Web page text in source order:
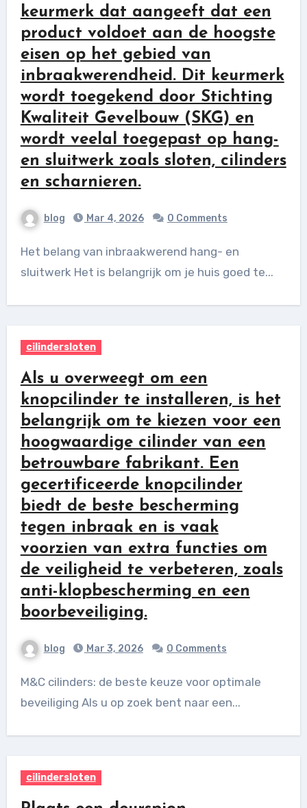
keurmerk dat aangeeft dat een
product voldoet aan de hoogste
eisen op het gebied van
inbraakwerendheid. Dit keurmerk
wordt toegekend door Stichting
Kwaliteit Gevelbouw (SKG) en
wordt veelal toegepast op hang-
en sluitwerk zoals sloten, cilinders
en scharnieren.
blog Mar 4, 2026 0 Comments
Het belang van inbraakwerend hang- en
sluitwerk Het is belangrijk om je huis goed te...
cilindersloten
Als u overweegt om een
knopcilinder te installeren, is het
belangrijk om te kiezen voor een
hoogwaardige cilinder van een
betrouwbare fabrikant. Een
gecertificeerde knopcilinder
biedt de beste bescherming
tegen inbraak en is vaak
voorzien van extra functies om
de veiligheid te verbeteren, zoals
anti-klopbescherming en een
boorbeveiliging.
blog Mar 3, 2026 0 Comments
M&C cilinders: de beste keuze voor optimale
beveiliging Als u op zoek bent naar een...
cilindersloten